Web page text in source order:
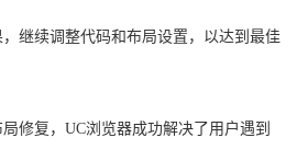
继续调整代码和布局设置，以达到最佳
修复，UC浏览器成功解决了用户遇到